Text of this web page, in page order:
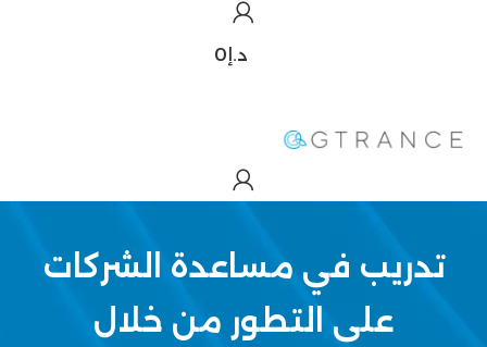
د.إ 0
تدريب في مساعدة الشركات
على التطور من خلال